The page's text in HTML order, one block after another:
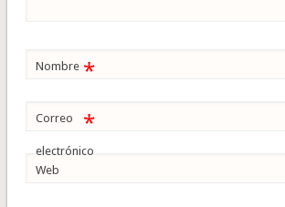
Nombre *
Correo
electrónico
*
Web